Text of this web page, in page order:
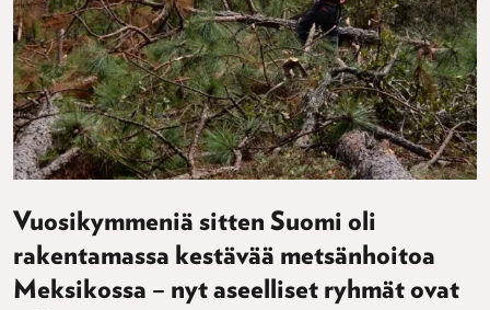
Vuosikymmeniä sitten Suomi oli
rakentamassa kestävää metsänhoitoa
Meksikossa – nyt aseelliset ryhmät ovat